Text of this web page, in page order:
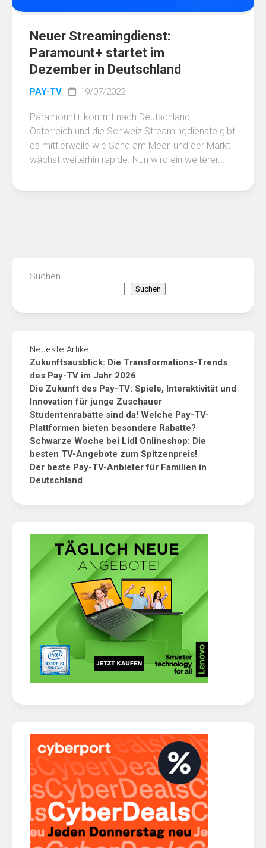
Neuer Streamingdienst:
Paramount+ startet im
Dezember in Deutschland
PAY-TV 19/07/2022
Paramount+ kommt nach Deutschland,
Österreich und die Schweiz Streamingdienste gibt
es mittlerweile wie Sand am Meer, und der Markt
wächst weiterhin rapide. Nun wird ein weiterer...
Suchen
Suchen
Neueste Artikel
Zukunftsausblick: Die Transformations-Trends
des Pay-TV im Jahr 2026
Die Zukunft des Pay-TV: Spiele, Interaktivität und
Innovation für junge Zuschauer
Studentenrabatte sind da! Welche Pay-TV-
Plattformen bieten besondere Rabatte?
Schwarze Woche bei Lidl Onlineshop: Die
besten TV-Angebote zum Spitzenpreis!
Der beste Pay-TV-Anbieter für Familien in
Deutschland